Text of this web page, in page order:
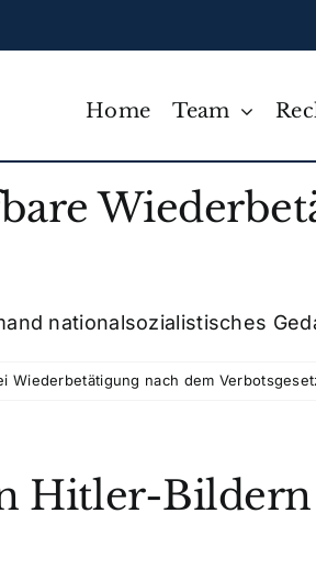
Home Team
nationalsozialistisches
Wiederbetätigung nach dem
Hitler-